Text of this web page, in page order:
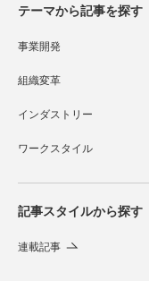
テーマから記事を探す
事業開発
組織変革
インダストリー
ワークスタイル
記事スタイルから探す
連載記事